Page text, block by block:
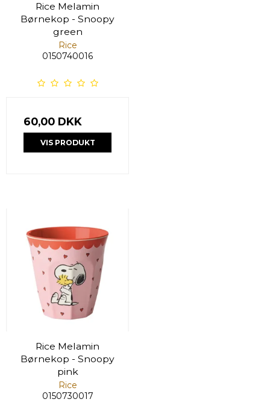
Rice Melamin
Børnekop - Snoopy
green
Rice
0150740016
60,00 DKK
VIS PRODUKT
Rice Melamin
Børnekop - Snoopy
pink
Rice
0150730017